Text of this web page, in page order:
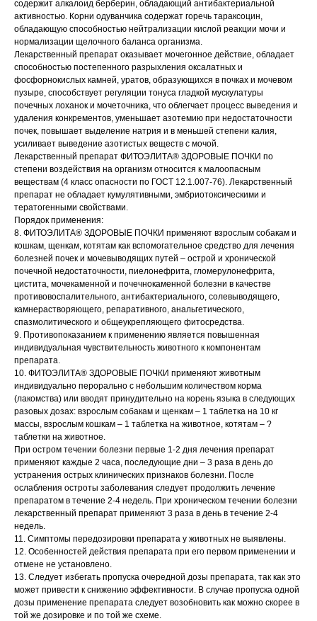
содержит алкалоид берберин, обладающий антибактериальной
активностью. Корни одуванчика содержат горечь тараксоцин,
обладающую способностью нейтрализации кислой реакции мочи и
нормализации щелочного баланса организма.
Лекарственный препарат оказывает мочегонное действие, обладает
способностью постепенного разрыхления оксалатных и
фосфорнокислых камней, уратов, образующихся в почках и мочевом
пузыре, способствует регуляции тонуса гладкой мускулатуры
почечных лоханок и мочеточника, что облегчает процесс выведения и
удаления конкрементов, уменьшает азотемию при недостаточности
почек, повышает выделение натрия и в меньшей степени калия,
усиливает выведение азотистых веществ с мочой.
Лекарственный препарат ФИТОЭЛИТА® ЗДОРОВЫЕ ПОЧКИ по
степени воздействия на организм относится к малоопасным
веществам (4 класс опасности по ГОСТ 12.1.007-76). Лекарственный
препарат не обладает кумулятивными, эмбриотоксическими и
тератогенными свойствами.
Порядок применения:
8. ФИТОЭЛИТА® ЗДОРОВЫЕ ПОЧКИ применяют взрослым собакам и
кошкам, щенкам, котятам как вспомогательное средство для лечения
болезней почек и мочевыводящих путей – острой и хронической
почечной недостаточности, пиелонефрита, гломерулонефрита,
цистита, мочекаменной и почечнокаменной болезни в качестве
противовоспалительного, антибактериального, солевыводящего,
камнерастворяющего, репаративного, анальгетического,
спазмолитического и общеукрепляющего фитосредства.
9. Противопоказанием к применению является повышенная
индивидуальная чувствительность животного к компонентам
препарата.
10. ФИТОЭЛИТА® ЗДОРОВЫЕ ПОЧКИ применяют животным
индивидуально перорально с небольшим количеством корма
(лакомства) или вводят принудительно на корень языка в следующих
разовых дозах: взрослым собакам и щенкам – 1 таблетка на 10 кг
массы, взрослым кошкам – 1 таблетка на животное, котятам – ?
таблетки на животное.
При остром течении болезни первые 1-2 дня лечения препарат
применяют каждые 2 часа, последующие дни – 3 раза в день до
устранения острых клинических признаков болезни. После
ослабления остроты заболевания следует продолжить лечение
препаратом в течение 2-4 недель. При хроническом течении болезни
лекарственный препарат применяют 3 раза в день в течение 2-4
недель.
11. Симптомы передозировки препарата у животных не выявлены.
12. Особенностей действия препарата при его первом применении и
отмене не установлено.
13. Следует избегать пропуска очередной дозы препарата, так как это
может привести к снижению эффективности. В случае пропуска одной
дозы применение препарата следует возобновить как можно скорее в
той же дозировке и по той же схеме.
© 2015—2026 ООО «Сытая Морда»
Данный сайт носит информационный характер и
не является публичной офертой.
Политика конфиденциальности
Согласие на обработку перс. данных
+7 (3452) 57-54-36Заказать звонок
Хотите у нас работать?
Заполнить анкету
Правила оказания ветеринарной помощи
Реквизиты